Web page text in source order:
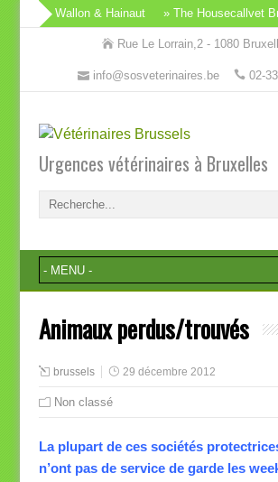
Wallon & Hainaut » The Housecallvet
Rue Le Lorrain,2 - 1080
info@sosveterinaires.be 02-
Urgences vétérinaires à Bruxelles
Animaux perdus/trouvés
brussels 29 décembre 2012
Non classé
La plupart de ces sociétés
n’ont pas de service de garde les